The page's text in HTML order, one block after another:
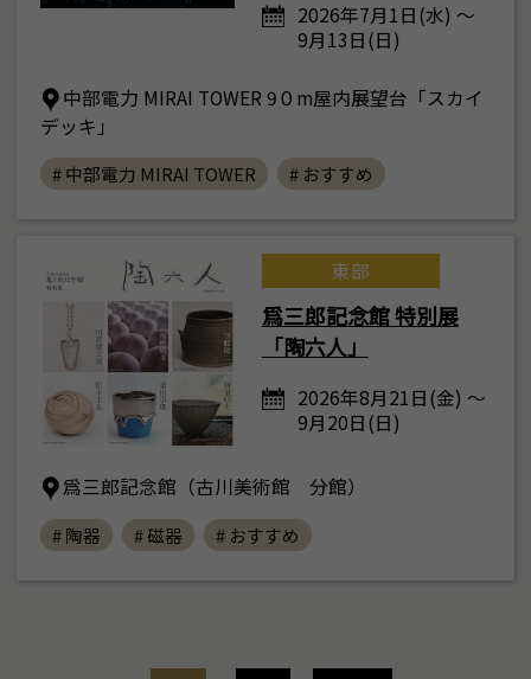
2026年7月1日(水) ～
9月13日(日)
中部電力 MIRAI TOWER 9０m屋内展望台「スカイ
デッキ」
# 中部電力 MIRAI TOWER # おすすめ
東部
爲三郎記念館 特別展
「陶六人」
2026年8月21日(金) ～
9月20日(日)
爲三郎記念館（古川美術館 分館）
# 陶器 # 磁器 # おすすめ